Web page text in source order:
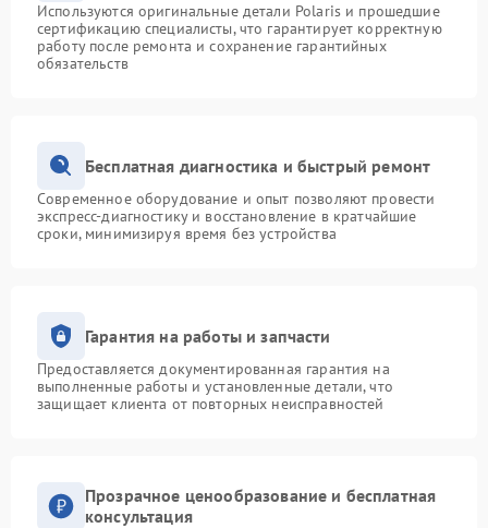
Используются оригинальные детали Polaris и прошедшие
сертификацию специалисты, что гарантирует корректную
работу после ремонта и сохранение гарантийных
обязательств
Бесплатная диагностика и быстрый ремонт
Современное оборудование и опыт позволяют провести
экспресс-диагностику и восстановление в кратчайшие
сроки, минимизируя время без устройства
Гарантия на работы и запчасти
Предоставляется документированная гарантия на
выполненные работы и установленные детали, что
защищает клиента от повторных неисправностей
Прозрачное ценообразование и бесплатная
консультация